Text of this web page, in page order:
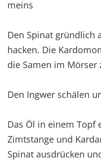
meins
Den Spinat gründlich
hacken. Die
die Samen im Mörser
Den Ingwer schälen
Das Öl in einem Topf
Zimtstange und
Spinat ausdrücken